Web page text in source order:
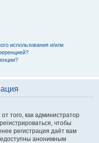
использования и/или
того, как администратор
чтобы
регистрация даёт вам
анонимным